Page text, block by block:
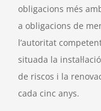
obligacions més
a obligacions de
l’autoritat
situada la
de riscos i la
cada cinc anys.